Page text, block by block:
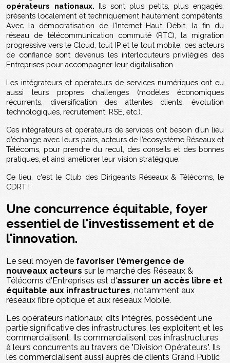
opérateurs nationaux. Ils sont plus petits, plus engagés,
présents localement et techniquement hautement compétents.
Avec la démocratisation de l'Internet Haut Débit, la fin du
réseau de télécommunication commuté (RTC), la migration
progressive vers le Cloud, tout IP et le tout mobile, ces acteurs
de confiance sont devenus les interlocuteurs privilégiés des
Entreprises pour accompagner leur digitalisation.
Les intégrateurs et opérateurs de services numériques ont eu
aussi leurs propres challenges (modèles économiques
récurrents, diversification des attentes clients, évolution
technologiques, recrutement, RSE, etc.).
Ces intégrateurs et opérateurs de services ont besoin d’un lieu
d’échange avec leurs pairs, acteurs de l’écosystème Réseaux et
Télécoms, pour prendre du recul, des conseils et des bonnes
pratiques, et ainsi améliorer leur vision stratégique.
Ce lieu, c'est le Club des Dirigeants Réseaux & Télécoms, le
CDRT !
Une concurrence équitable, foyer
essentiel de l'investissement et de
l'innovation.
Le seul moyen de favoriser l'émergence de
nouveaux acteurs sur le marché des Réseaux &
Télécoms d'Entreprises est d'assurer un accès libre et
équitable aux infrastructures, notamment aux
réseaux fibre optique et aux réseaux Mobile.
Les opérateurs nationaux, dits intégrés, possèdent une
partie significative des infrastructures, les exploitent et les
commercialisent. Ils commercialisent ces infrastructures
à leurs concurrents au travers de "Division Opérateurs". Ils
les commercialisent aussi auprès de clients Grand Public